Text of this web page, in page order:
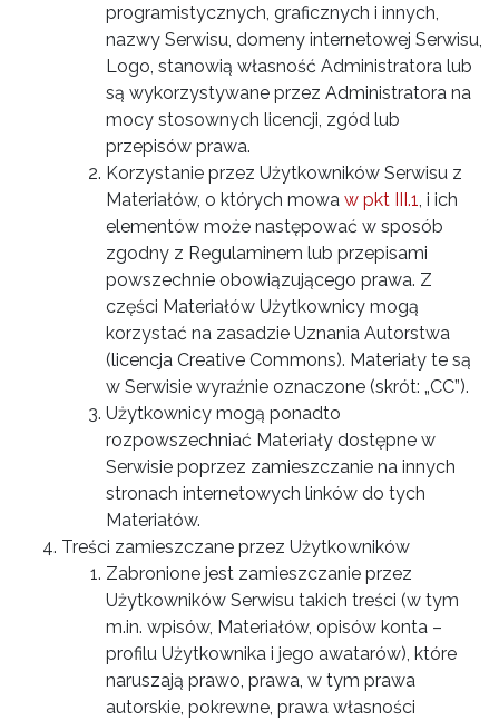
programistycznych, graficznych i innych,
nazwy Serwisu, domeny internetowej Serwisu,
Logo, stanowią własność Administratora lub
są wykorzystywane przez Administratora na
mocy stosownych licencji, zgód lub
przepisów prawa.
Korzystanie przez Użytkowników Serwisu z
Materiałów, o których mowa w pkt III.1, i ich
elementów może następować w sposób
zgodny z Regulaminem lub przepisami
powszechnie obowiązującego prawa. Z
części Materiałów Użytkownicy mogą
korzystać na zasadzie Uznania Autorstwa
(licencja Creative Commons). Materiały te są
w Serwisie wyraźnie oznaczone (skrót: „CC”).
Użytkownicy mogą ponadto
rozpowszechniać Materiały dostępne w
Serwisie poprzez zamieszczanie na innych
stronach internetowych linków do tych
Materiałów.
Treści zamieszczane przez Użytkowników
Zabronione jest zamieszczanie przez
Użytkowników Serwisu takich treści (w tym
m.in. wpisów, Materiałów, opisów konta –
profilu Użytkownika i jego awatarów), które
naruszają prawo, prawa, w tym prawa
autorskie, pokrewne, prawa własności